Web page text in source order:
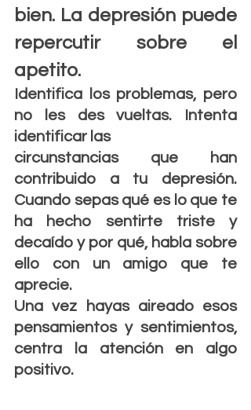
bien. La depresión puede
repercutir sobre el
apetito.
Identifica los problemas, pero
no les des vueltas. Intenta
identificar las
circunstancias que han
contribuido a tu depresión.
Cuando sepas qué es lo que te
ha hecho sentirte triste y
decaído y por qué, habla sobre
ello con un amigo que te
aprecie.
Una vez hayas aireado esos
pensamientos y sentimientos,
centra la atención en algo
positivo.